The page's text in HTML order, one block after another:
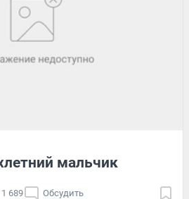
мальчик
1 689 Обсудить